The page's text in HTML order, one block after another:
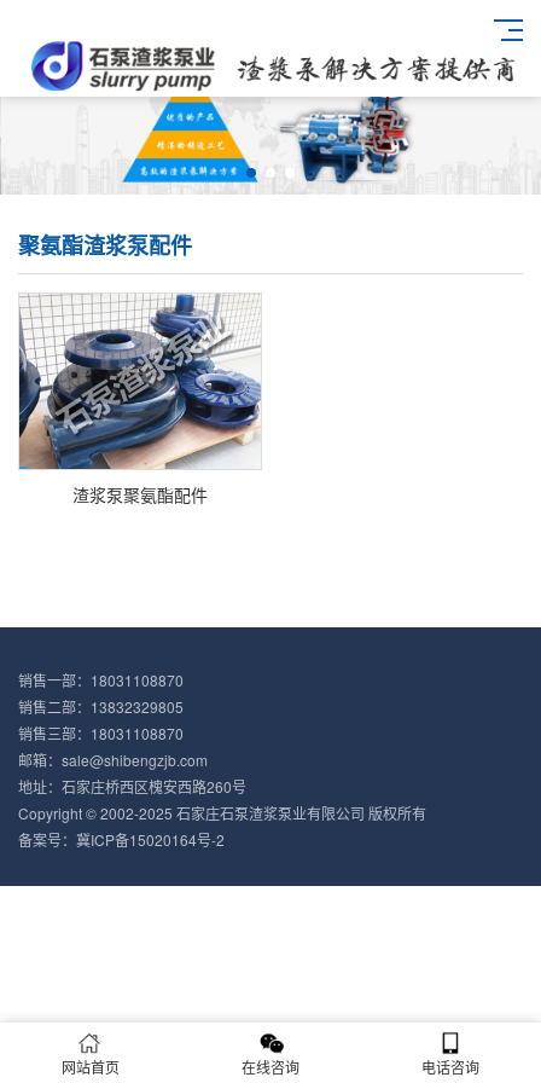
聚氨酯渣浆泵配件
渣浆泵聚氨酯配件
销售一部：18031108870
销售二部：13832329805
销售三部：18031108870
邮箱：sale@shibengzjb.com
地址：石家庄桥西区槐安西路260号
Copyright © 2002-2025 石家庄石泵渣浆泵业有限公司 版权所有
备案号：冀ICP备15020164号-2
网站首页 在线咨询 电话咨询